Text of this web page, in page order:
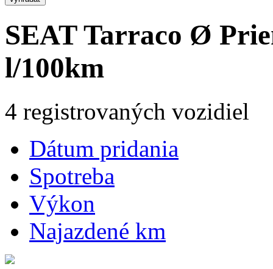
SEAT Tarraco Ø
l/100km
4 registrovaných vozidiel
Dátum pridania
Spotreba
Výkon
Najazdené km